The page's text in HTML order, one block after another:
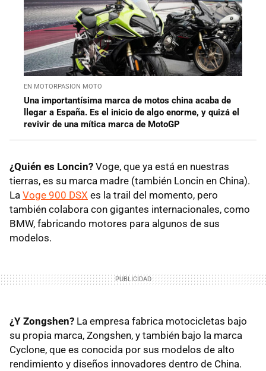
EN MOTORPASION MOTO
Una importantísima marca de motos china acaba de
llegar a España. Es el inicio de algo enorme, y quizá el
revivir de una mítica marca de MotoGP
¿Quién es Loncin? Voge, que ya está en nuestras
tierras, es su marca madre (también Loncin en China).
La Voge 900 DSX es la trail del momento, pero
también colabora con gigantes internacionales, como
BMW, fabricando motores para algunos de sus
modelos.
¿Y Zongshen? La empresa fabrica motocicletas bajo
su propia marca, Zongshen, y también bajo la marca
Cyclone, que es conocida por sus modelos de alto
rendimiento y diseños innovadores dentro de China.